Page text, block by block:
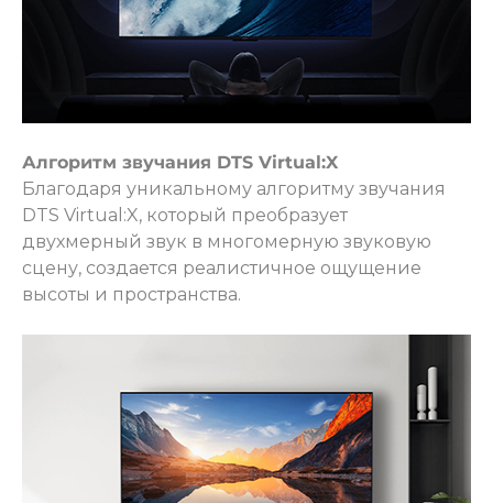
Алгоритм звучания DTS Virtual:X
Благодаря уникальному алгоритму звучания
DTS Virtual:X, который преобразует
двухмерный звук в многомерную звуковую
сцену, создается реалистичное ощущение
высоты и пространства.